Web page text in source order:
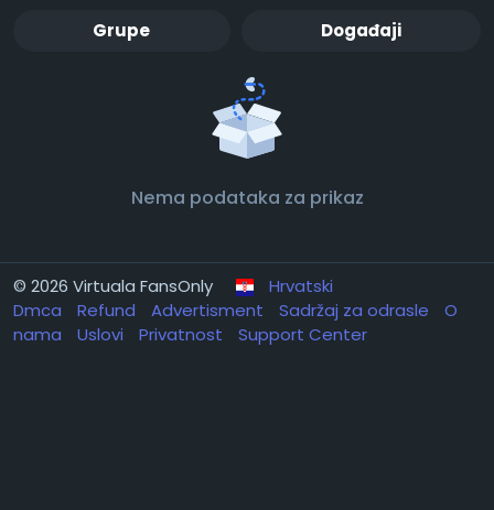
Grupe Događaji
Nema podataka za prikaz
© 2026 Virtuala FansOnly
Hrvatski
Dmca
Refund Advertisment Sadržaj za odrasle
O
nama
Uslovi Privatnost Support Center